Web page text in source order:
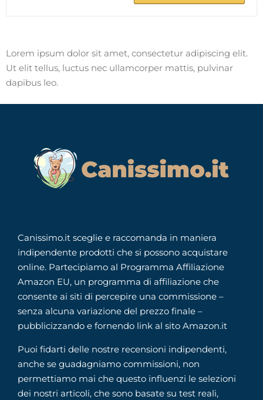
Lorem ipsum dolor sit amet, consectetur adipiscing elit.
Ut elit tellus, luctus nec ullamcorper mattis, pulvinar
dapibus leo.
Canissimo.it sceglie e raccomanda in maniera
indipendente prodotti che si possono acquistare
online. Partecipiamo al Programma Affiliazione
Amazon EU, un programma di affiliazione che
consente ai siti di percepire una commissione –
senza alcuna variazione del prezzo finale –
pubblicizzando e fornendo link al sito Amazon.it
Puoi fidarti delle nostre recensioni indipendenti,
anche se guadagniamo commissioni, non
permettiamo mai che questo influenzi le selezioni
dei nostri articoli, che sono basate su test reali,